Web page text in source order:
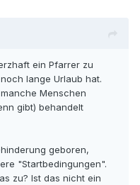
ein Pfarrer zu
lange Urlaub hat.
Menschen
gibt) behandelt
geboren,
"Startbedingungen".
zu? Ist das nicht ein